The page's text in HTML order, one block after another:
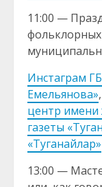
11:00 —
Инстаграм
Емельянова»,
центр имени
газеты
«Туганайлар»
13:00 —